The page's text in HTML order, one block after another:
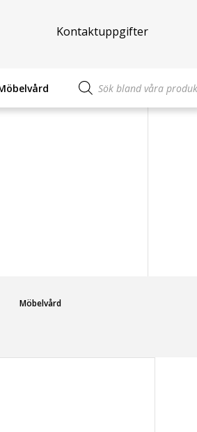
Kontaktuppgifter
Produktsökning
Möbelvård